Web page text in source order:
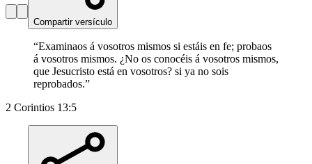
Compartir versículo
“Examinaos á vosotros mismos si estáis en fe; probaos
á vosotros mismos. ¿No os conocéis á vosotros mismos,
que Jesucristo está en vosotros? si ya no sois
reprobados.”
2 Corintios 13:5